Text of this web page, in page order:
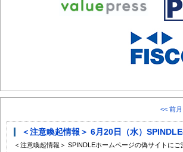
<< 前月
＜注意喚起情報＞ 6月20日（水）
＜注意喚起情報＞ SPINDLEホームページの偽サイトに